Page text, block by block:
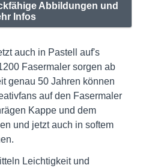
Abbildungen und
Infos
auch in Pastell auf's
Fasermaler sorgen ab
genau 50 Jahren können
auf den Fasermaler
Kappe und dem
und jetzt auch in softem
Leichtigkeit und